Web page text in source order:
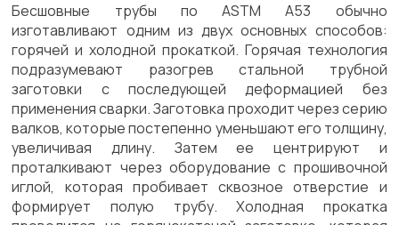
Бесшовные трубы по ASTM A53 обычно
изготавливают одним из двух основных способов:
горячей и холодной прокаткой. Горячая технология
подразумевают разогрев стальной трубной
заготовки с последующей деформацией без
применения сварки. Заготовка проходит через серию
валков, которые постепенно уменьшают его толщину,
увеличивая длину. Затем ее центрируют и
проталкивают через оборудование с прошивочной
иглой, которая пробивает сквозное отверстие и
формирует полую трубу. Холодная прокатка